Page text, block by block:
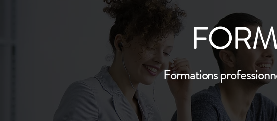
Formations